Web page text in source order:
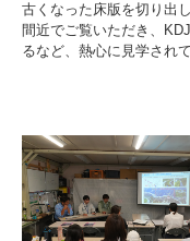
古くなった床版を切り出
間近でご覧いただき、
るなど、熱心に見学され